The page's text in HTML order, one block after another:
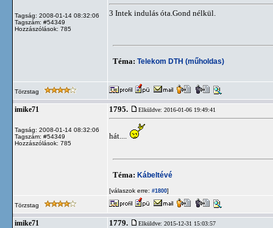
Tagság: 2008-01-14 08:32:06
Tagszám: #54349
Hozzászólások: 785
3 Intek indulás óta.Gond nélkül.
Téma: Telekom DTH (műholdas)
Törzstag
imike71
Tagság: 2008-01-14 08:32:06
Tagszám: #54349
Hozzászólások: 785
1795. Elküldve: 2016-01-06 19:49:41
hát....
Téma: Kábeltévé
[válaszok erre: #1800]
Törzstag
imike71 1779. Elküldve: 2015-12-31 15:03:57